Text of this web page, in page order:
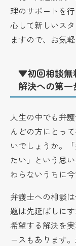
理のサポートを
心して新しいス
ますので、お気
▼初回相談無
解決への第一
人生の中でも弁
んどの方にとっ
いでしょうか。
たい」という思
わらないうちに
弁護士への相談
題は先延ばしに
希望する解決を
ースもあります